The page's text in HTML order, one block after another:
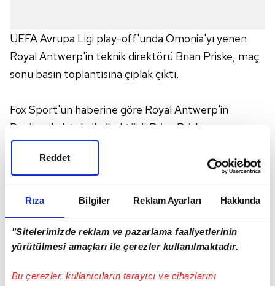
Rıza Bilgiler Reklam Ayarları Hakkında
"Sitelerimizde reklam ve pazarlama faaliyetlerinin
yürütülmesi amaçları ile çerezler kullanılmaktadır.
Bu çerezler, kullanıcıların tarayıcı ve cihazlarını
Reddet
UEFA Avrupa Ligi play-off'unda Omonia'yı yenen
Royal Antwerp'in teknik direktörü Brian Priske, maç
sonu basın toplantısına çıplak çıktı.
Fox Sport'un haberine göre Royal Antwerp'in
Danimarkalı teknik direktörü Brian Priske,
oyuncularına Avrupa Ligi gruplarına kaldıkları
takdirde basın toplantısına kıyafetleri olmadan
katılacağının sözünü verdi. Antwerp, Omonia'yı
penaltılarda eledi ve Priske maç sonunda sözünü
tutarak kıyafetsiz ve sadece belindeki havluyla maç
sonu röportajına çıktı.
Brian Priske maç sonu açıklamasında turu geçmeyi